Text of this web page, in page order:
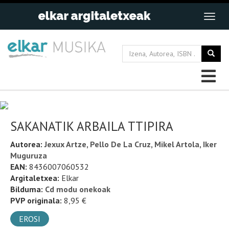
SAKANATIK ARBAILA TTIPIRA
Autorea:Jexux Artze, Pello De La Cruz, Mikel Artola, Iker
Muguruza
EAN: 8436007060532
Argitaletxea: Elkar
Bilduma: Cd modu onekoak
PVP originala: 8,95 €
EROSI